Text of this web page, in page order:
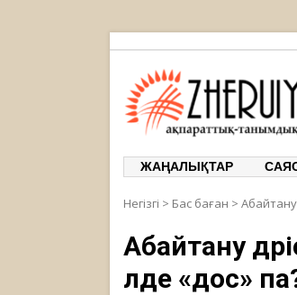
ЖАҢАЛЫҚТАР
Негізгі > Бас баған > Абайтану
Абайтану
әлде «дос»